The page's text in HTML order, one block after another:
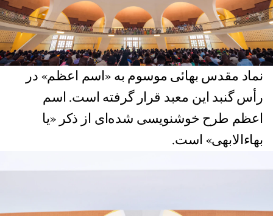
نماد مقدس بهائی موسوم به «اسم اعظم» در
رأس گنبد این معبد قرار گرفته است. اسم
اعظم طرح خوشنویسی‌ شده‌ای از ذکر «یا
بهاءالابهی» است.